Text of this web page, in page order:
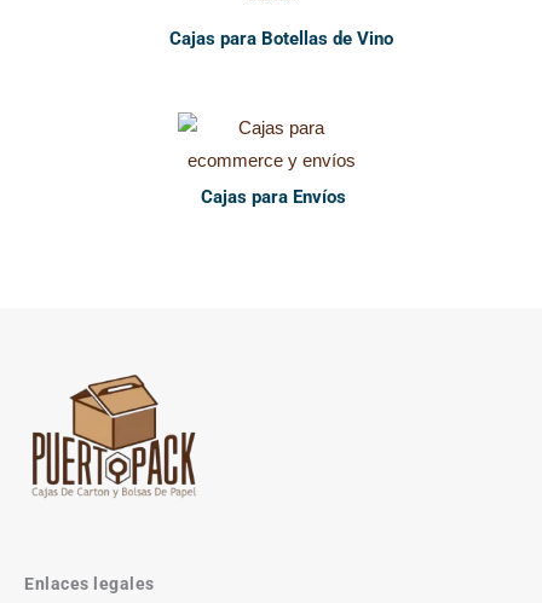
Cajas para Botellas de Vino
Cajas para Envíos
Enlaces legales